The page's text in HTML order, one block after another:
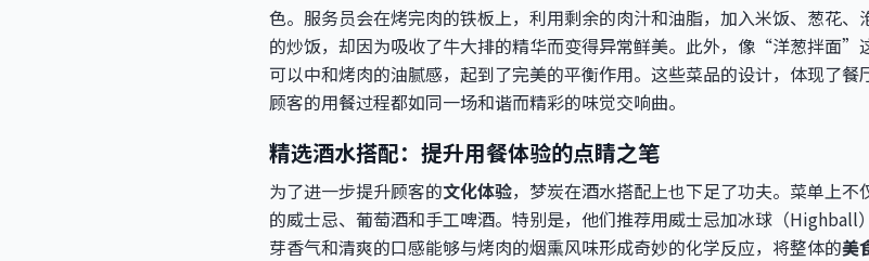
色。服务员会在烤完肉的铁板上，利用剩余的肉汁和油脂，加入米饭、葱花
的炒饭，却因为吸收了牛大排的精华而变得异常鲜美。此外，像“洋葱拌面”
可以中和烤肉的油腻感，起到了完美的平衡作用。这些菜品的设计，体现了
顾客的用餐过程都如同一场和谐而精彩的味觉交响曲。
精选酒水搭配：提升用餐体验的点睛之笔
为了进一步提升顾客的文化体验，梦炭在酒水搭配上也下足了功夫。菜单上
的威士忌、葡萄酒和手工啤酒。特别是，他们推荐用威士忌加冰球（Highball
芽香气和清爽的口感能够与烤肉的烟熏风味形成奇妙的化学反应，将整体的美